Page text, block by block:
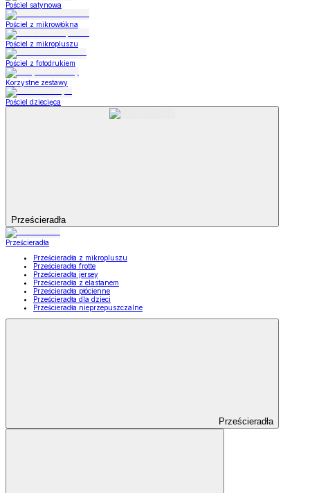
Pościel satynowa
Pościel z mikrowłókna
Pościel z mikropluszu
Pościel z fotodrukiem
Korzystne zestawy
Pościel dziecięca
Prześcieradła
Prześcieradła
Prześcieradła z mikropluszu
Prześcieradła frotte
Prześcieradła jersey
Prześcieradła z elastanem
Prześcieradła płócienne
Prześcieradła dla dzieci
Prześcieradła nieprzepuszczalne
Prześcieradła